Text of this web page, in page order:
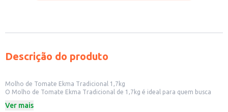
Descrição do produto
Molho de Tomate Ekma Tradicional 1,7kg
O Molho de Tomate Ekma Tradicional de 1,7kg é ideal para quem busca
industriais, restaurantes e para quem cozinha em grande quantidade, este
Ver mais